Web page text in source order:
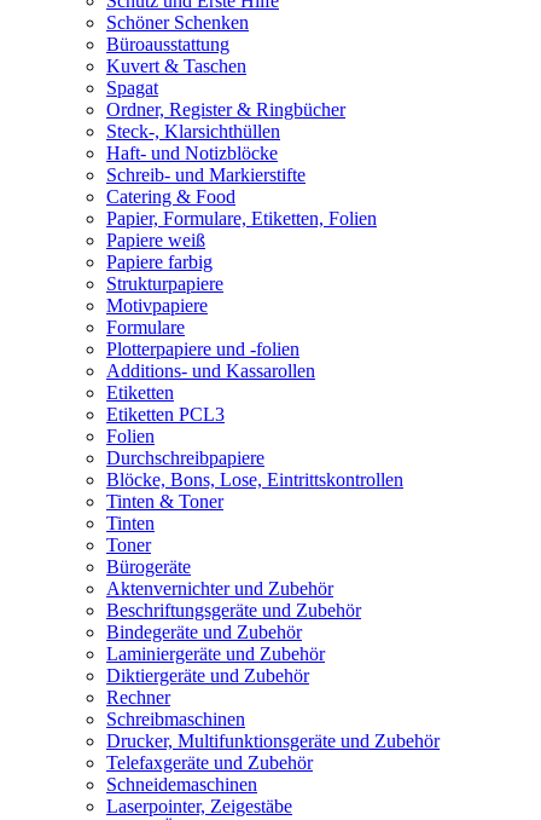
Schöner Schenken
Büroausstattung
Kuvert & Taschen
Spagat
Ordner, Register & Ringbücher
Steck-, Klarsichthüllen
Haft- und Notizblöcke
Schreib- und Markierstifte
Catering & Food
Papier, Formulare, Etiketten, Folien
Papiere weiß
Papiere farbig
Strukturpapiere
Motivpapiere
Formulare
Plotterpapiere und -folien
Additions- und Kassarollen
Etiketten
Etiketten PCL3
Folien
Durchschreibpapiere
Blöcke, Bons, Lose, Eintrittskontrollen
Tinten & Toner
Tinten
Toner
Bürogeräte
Aktenvernichter und Zubehör
Beschriftungsgeräte und Zubehör
Bindegeräte und Zubehör
Laminiergeräte und Zubehör
Diktiergeräte und Zubehör
Rechner
Schreibmaschinen
Drucker, Multifunktionsgeräte und Zubehör
Telefaxgeräte und Zubehör
Schneidemaschinen
Laserpointer, Zeigestäbe